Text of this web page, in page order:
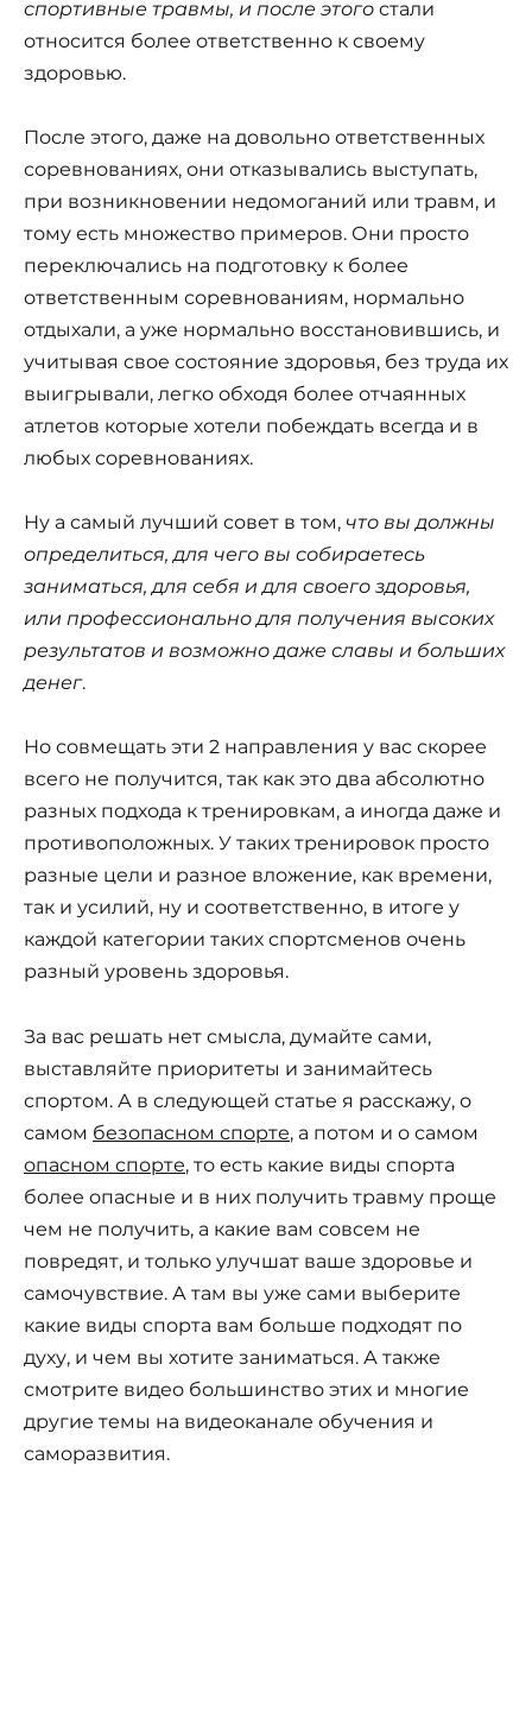
спортивные травмы, и после этого стали
относится более ответственно к своему
здоровью.
После этого, даже на довольно ответственных
соревнованиях, они отказывались выступать,
при возникновении недомоганий или травм, и
тому есть множество примеров. Они просто
переключались на подготовку к более
ответственным соревнованиям, нормально
отдыхали, а уже нормально восстановившись, и
учитывая свое состояние здоровья, без труда их
выигрывали, легко обходя более отчаянных
атлетов которые хотели побеждать всегда и в
любых соревнованиях.
Ну а самый лучший совет в том, что вы должны
определиться, для чего вы собираетесь
заниматься, для себя и для своего здоровья,
или профессионально для получения высоких
результатов и возможно даже славы и больших
денег.
Но совмещать эти 2 направления у вас скорее
всего не получится, так как это два абсолютно
разных подхода к тренировкам, а иногда даже и
противоположных. У таких тренировок просто
разные цели и разное вложение, как времени,
так и усилий, ну и соответственно, в итоге у
каждой категории таких спортсменов очень
разный уровень здоровья.
За вас решать нет смысла, думайте сами,
выставляйте приоритеты и занимайтесь
спортом. А в следующей статье я расскажу, о
самом безопасном спорте, а потом и о самом
опасном спорте, то есть какие виды спорта
более опасные и в них получить травму проще
чем не получить, а какие вам совсем не
повредят, и только улучшат ваше здоровье и
самочувствие. А там вы уже сами выберите
какие виды спорта вам больше подходят по
духу, и чем вы хотите заниматься. А также
смотрите видео большинство этих и многие
другие темы на видеоканале обучения и
саморазвития.